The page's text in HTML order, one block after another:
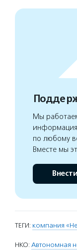
Мы
по любому
Вместе мы
ТЕГИ: компания
НКО: Автономная